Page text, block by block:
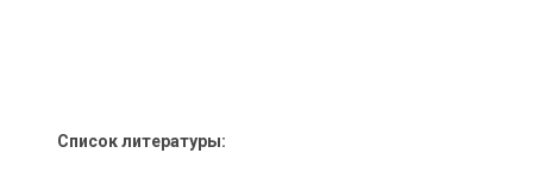
Список литературы: